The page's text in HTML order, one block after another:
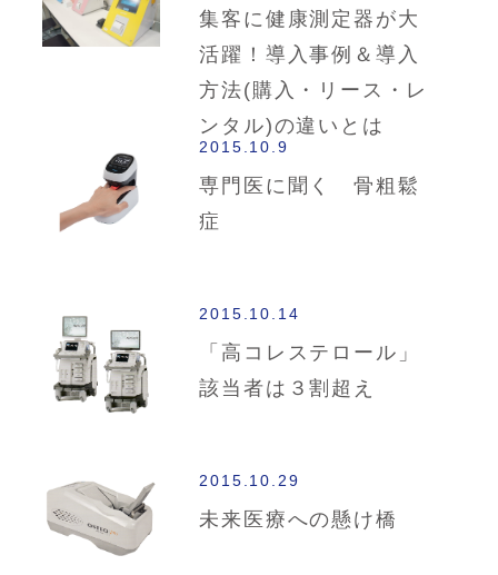
集客に健康測定器が大
活躍！導入事例＆導入
方法(購入・リース・レ
ンタル)の違いとは
2015.10.9
専門医に聞く 骨粗鬆
症
2015.10.14
「高コレステロール」
該当者は３割超え
2015.10.29
未来医療への懸け橋